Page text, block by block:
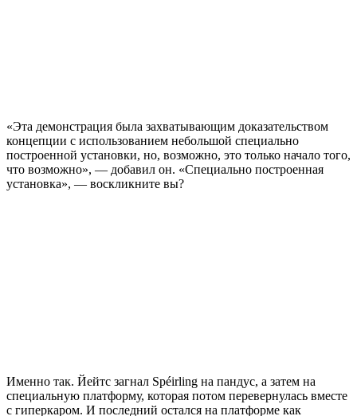
«Эта демонстрация была захватывающим доказательством
концепции с использованием небольшой специально
построенной установки, но, возможно, это только начало того,
что возможно», — добавил он. «Специально построенная
установка», — воскликните вы?
Именно так. Йейтс загнал Spéirling на пандус, а затем на
специальную платформу, которая потом перевернулась вместе
с гиперкаром. И последний остался на платформе как